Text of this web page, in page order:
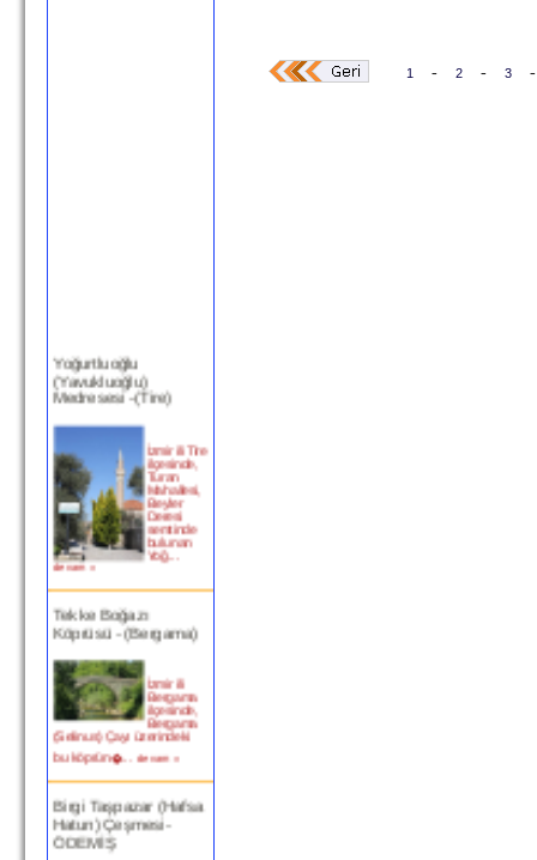
(Yavukluoğlu)
Medresesi -(Tire)
ilçesinde,
Turan
Mahallesi,
Beyler
Deresi
semtinde
bulunan
Yoğ...
devam »
Köprüsü - (Bergama)
Bergama
ilçesinde,
Bergama
(Selinus) Çayı üzerindeki
bu köprün�...
devam »
Hatun) Çeşmesi-
ÖDEMİŞ
1 - 2 - 3 -